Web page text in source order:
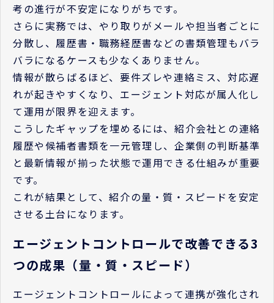
考の進行が不安定になりがちです。
さらに実務では、やり取りがメールや担当者ごとに
分散し、履歴書・職務経歴書などの書類管理もバラ
バラになるケースも少なくありません。
情報が散らばるほど、要件ズレや連絡ミス、対応遅
れが起きやすくなり、エージェント対応が属人化し
て運用が限界を迎えます。
こうしたギャップを埋めるには、紹介会社との連絡
履歴や候補者書類を一元管理し、企業側の判断基準
と最新情報が揃った状態で運用できる仕組みが重要
です。
これが結果として、紹介の量・質・スピードを安定
させる土台になります。
エージェントコントロールで改善できる3
つの成果（量・質・スピード）
エージェントコントロールによって連携が強化され